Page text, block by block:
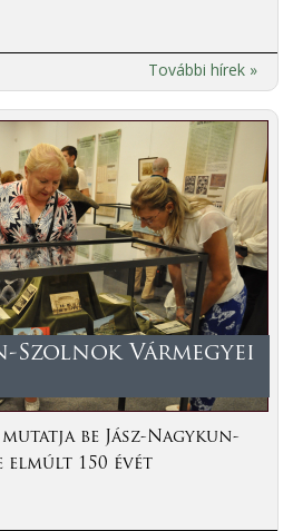
További hírek »
Szolnok Vármegyei
be Jász-Nagykun-
elmúlt 150 évét